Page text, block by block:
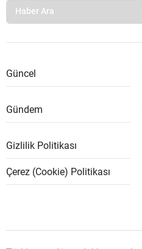
Güncel
Gündem
Gizlilik Politikası
Çerez (Cookie) Politikası